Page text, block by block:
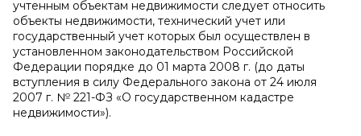
учтенным объектам недвижимости следует относить
объекты недвижимости, технический учет или
государственный учет которых был осуществлен в
установленном законодательством Российской
Федерации порядке до 01 марта 2008 г. (до даты
вступления в силу Федерального закона от 24 июля
2007 г. № 221-ФЗ «О государственном кадастре
недвижимости»).